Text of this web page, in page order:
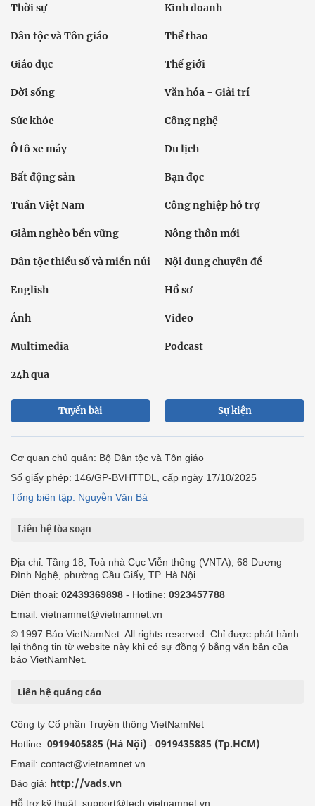
Thời sự Kinh doanh
Dân tộc và Tôn giáo Thể thao
Giáo dục Thế giới
Đời sống Văn hóa - Giải trí
Sức khỏe Công nghệ
Ô tô xe máy Du lịch
Bất động sản Bạn đọc
Tuần Việt Nam Công nghiệp hỗ trợ
Giảm nghèo bền vững Nông thôn mới
Dân tộc thiểu số và miền núi Nội dung chuyên đề
English Hồ sơ
Ảnh Video
Multimedia Podcast
24h qua
Tuyến bài Sự kiện
Cơ quan chủ quản: Bộ Dân tộc và Tôn giáo
Số giấy phép: 146/GP-BVHTTDL, cấp ngày 17/10/2025
Tổng biên tập: Nguyễn Văn Bá
Liên hệ tòa soạn
Địa chỉ: Tầng 18, Toà nhà Cục Viễn thông (VNTA), 68 Dương
Đình Nghệ, phường Cầu Giấy, TP. Hà Nội.
Điện thoại: 02439369898 - Hotline: 0923457788
Email: vietnamnet@vietnamnet.vn
© 1997 Báo VietNamNet. All rights reserved. Chỉ được phát hành
lại thông tin từ website này khi có sự đồng ý bằng văn bản của
báo VietNamNet.
Liên hệ quảng cáo
Công ty Cổ phần Truyền thông VietNamNet
Hotline: 0919405885 (Hà Nội) - 0919435885 (Tp.HCM)
Email: contact@vietnamnet.vn
Báo giá: http://vads.vn
Hỗ trợ kỹ thuật: support@tech.vietnamnet.vn